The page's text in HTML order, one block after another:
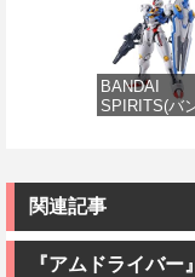
価
エ[カラーC] 色
分け済みプラ
価格：¥4,500
ア・
ー
プ
BANDAI
SPIRITS(バ
機動戦士ガン
ダム 水星の魔
アリアル 1/
スケール 色分
関連記事
『アムドライバー